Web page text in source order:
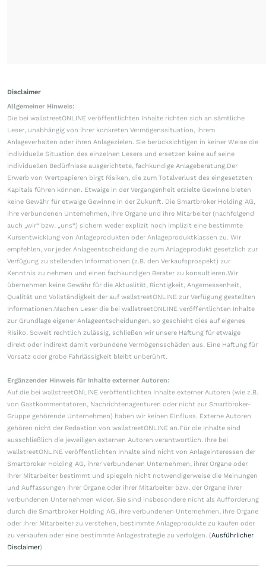
Disclaimer
Allgemeiner Hinweis:
Die bei wallstreetONLINE veröffentlichten Inhalte richten sich an sämtliche
Leser, unabhängig von ihrer konkreten Vermögenssituation, ihrem
Anlageverhalten oder ihren Anlagezielen. Sie berücksichtigen in keiner Weise die
individuelle Situation des einzelnen Lesers und ersetzen keine auf seine
individuellen Bedürfnisse ausgerichtete, fachkundige Anlageberatung.Der
Erwerb von Wertpapieren birgt Risiken, die zum Totalverlust des eingesetzten
Kapitals führen können. Etwaige in der Vergangenheit erzielte Gewinne bieten
keine Gewähr für etwaige Gewinne in der Zukunft. Die Smartbroker Holding AG,
ihre verbundenen Unternehmen, ihre Organe und ihre Mitarbeiter (nachfolgend
auch „wir“ bzw. „uns“) sichern weder explizit noch implizit eine bestimmte
Kursentwicklung von Anlageprodukten oder Anlageproduktklassen zu. Wir
empfehlen, vor jeder Anlageentscheidung die zum Anlageprodukt gesetzlich zur
Verfügung zu stellenden Informationen (z.B. den Verkaufsprospekt) zur
Kenntnis zu nehmen und einen fachkundigen Berater zu konsultieren.Wir
übernehmen keine Gewähr für die Aktualität, Richtigkeit, Angemessenheit,
Qualität und Vollständigkeit der auf wallstreetONLINE zur Verfügung gestellten
Informationen.Machen Leser die bei wallstreetONLINE veröffentlichten Inhalte
zur Grundlage eigener Anlageentscheidungen, so geschieht dies auf eigenes
Risiko. Soweit rechtlich zulässig, schließen wir unsere Haftung für etwaige
direkt oder indirekt damit verbundene Vermögensschäden aus. Eine Haftung für
Vorsatz oder grobe Fahrlässigkeit bleibt unberührt.
Ergänzender Hinweis für Inhalte externer Autoren:
Auf die bei wallstreetONLINE veröffentlichten Inhalte externer Autoren (wie z.B.
von Gastkommentatoren, Nachrichtenagenturen oder nicht zur Smartbroker-
Gruppe gehörende Unternehmen) haben wir keinen Einfluss. Externe Autoren
gehören nicht der Redaktion von wallstreetONLINE an.Für die Inhalte sind
ausschließlich die jeweiligen externen Autoren verantwortlich. Ihre bei
wallstreetONLINE veröffentlichten Inhalte sind nicht von Anlageinteressen der
Smartbroker Holding AG, ihrer verbundenen Unternehmen, ihrer Organe oder
ihrer Mitarbeiter bestimmt und spiegeln nicht notwendigerweise die Meinungen
und Auffassungen ihrer Organe oder ihrer Mitarbeiter bzw. der Organe ihrer
verbundenen Unternehmen wider. Sie sind insbesondere nicht als Aufforderung
durch die Smartbroker Holding AG, ihre verbundenen Unternehmen, ihre Organe
oder ihrer Mitarbeiter zu verstehen, bestimmte Anlageprodukte zu kaufen oder
zu verkaufen oder eine bestimmte Anlagestrategie zu verfolgen. (Ausführlicher
Disclaimer)